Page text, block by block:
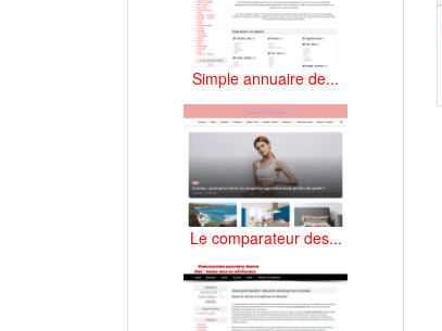
Simple annuaire de...
Le comparateur des...